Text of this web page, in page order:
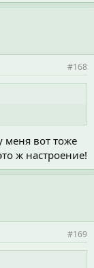
#168
меня вот тоже
ж настроение!
#169